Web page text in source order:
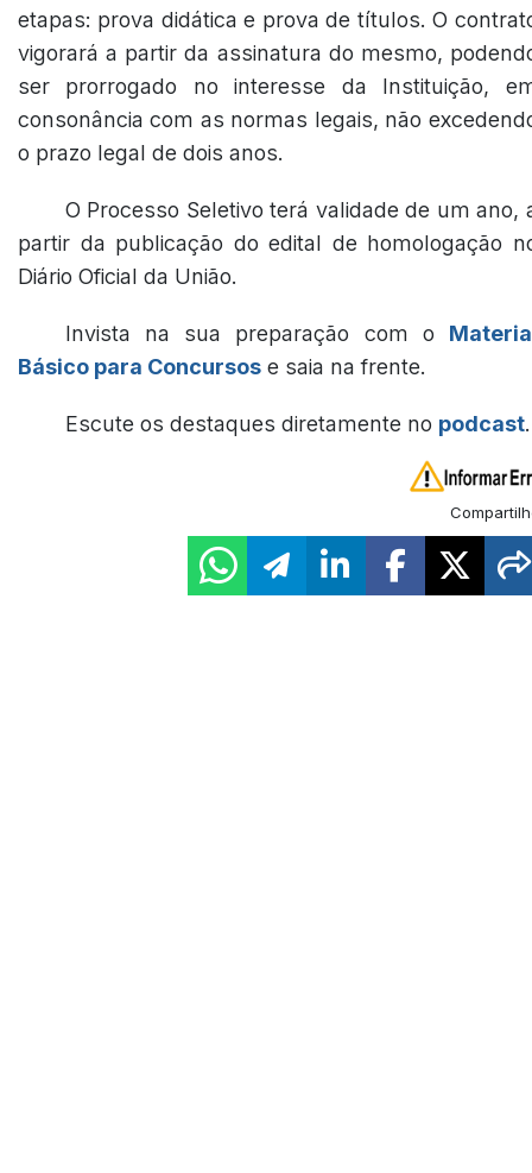
etapas: prova didática e prova de títulos. O
vigorará a partir da assinatura do mesmo,
ser prorrogado no interesse da Instituição,
consonância com as normas legais, não
o prazo legal de dois anos.
O Processo Seletivo terá validade de um ano,
partir da publicação do edital de homologação
Diário Oficial da União.
Invista na sua preparação com o
Básico para Concursos e saia na frente.
Escute os destaques diretamente no podcast.